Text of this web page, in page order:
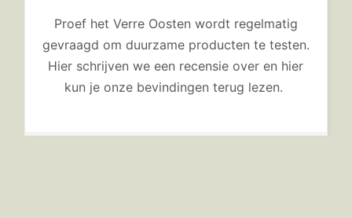
Proef het Verre Oosten wordt regelmatig
gevraagd om duurzame producten te testen.
Hier schrijven we een recensie over en hier
kun je onze bevindingen terug lezen.